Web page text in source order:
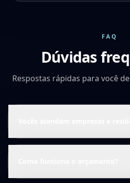
FAQ
Dúvidas
Respostas rápidas para você